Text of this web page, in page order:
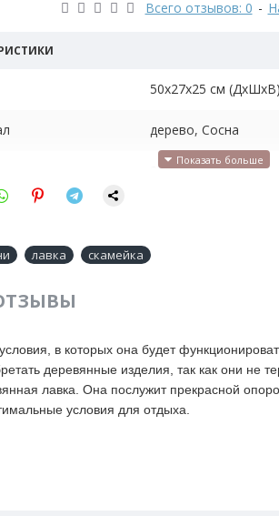
Всего отзывов: 0 -
50х27х25 см (ДхШхВ)
дерево, Сосна
2.6
максимальная
лавка скамейка
в которых она будет
деревянные изделия, так как они не
лавка. Она послужит прекрасной
условия для отдыха.